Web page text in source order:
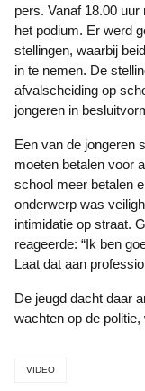
pers. Vanaf 18.00
het podium. Er werd
stellingen, waarbij
in te nemen. De
afvalscheiding op
jongeren in
Een van de jongeren stelde: “Het is niet eerlijk als kinderen
moeten betalen voor
school meer betalen
onderwerp was
intimidatie op straat.
reageerde: “Ik ben
Laat dat aan
De jeugd dacht daar anders over: “Je kan niet altijd blijven
wachten op de
VIDEO